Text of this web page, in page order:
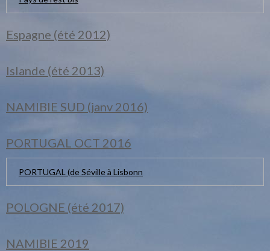
Espagne (été 2012)
Islande (été 2013)
NAMIBIE SUD (janv 2016)
PORTUGAL OCT 2016
PORTUGAL (de Séville à Lisbonn
POLOGNE (été 2017)
NAMIBIE 2019